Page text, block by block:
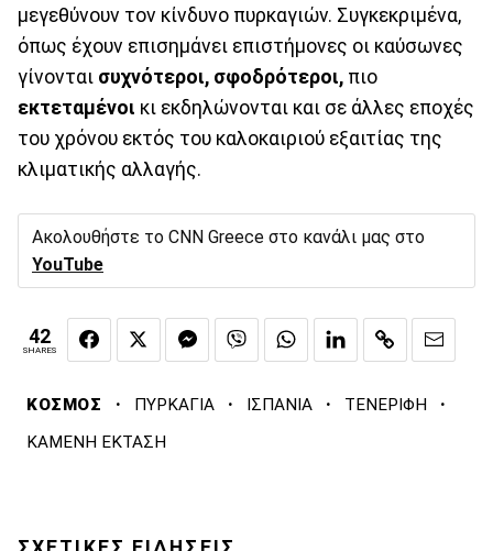
μεγεθύνουν τον κίνδυνο πυρκαγιών. Συγκεκριμένα,
όπως έχουν επισημάνει επιστήμονες οι καύσωνες
γίνονται συχνότεροι, σφοδρότεροι, πιο
εκτεταμένοι κι εκδηλώνονται και σε άλλες εποχές
του χρόνου εκτός του καλοκαιριού εξαιτίας της
κλιματικής αλλαγής.
Ακολουθήστε το CNN Greece στο κανάλι μας στο
YouTube
42
SHARES
ΚΟΣΜΟΣ · ΠΥΡΚΑΓΙΑ · ΙΣΠΑΝΙΑ · ΤΕΝΕΡΙΦΗ ·
ΚΑΜΕΝΗ ΕΚΤΑΣΗ